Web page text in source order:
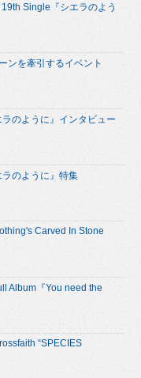
Single『シエラのよう
ンを牽引するイベント
のように』インタビュー
のように』特集
Carved In Stone
Album『You need the
“SPECIES